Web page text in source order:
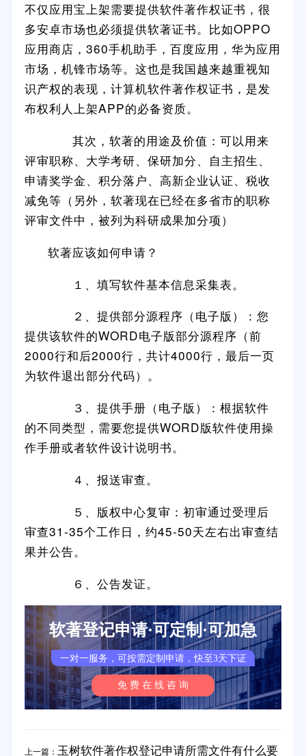
不仅应用宝上架需要提供软件著作权证书，很
多安卓市场也必须提供软著证书。比如OPPO
应用商店，360手机助手，百度应用，华为应用
市场，机锋市场等。这也是我国越来越重视知
识产权的表现，计算机软件著作权证书，是发
布权利人上架APP的必备资质。
其次，软著的用途及价值：可以用来
评审职称、大学考研、保研加分、自主招生、
申请奖学金、积分落户、高新企业认证、税收
减免等（另外，软著现在已经在多省市的职称
评审文件中，被列为科研成果加分项）
软著应该如何申请？
１、填写软件基本信息采集表。
２、提供部分源程序（电子版）：您
提供该软件的WORD电子版部分源程序（前
2000行和后2000行，共计4000行，最后一页
为软件退出部分代码）。
３、提供手册（电子版）：根据软件
的不同类型，需要您提供WORD版软件使用操
作手册或者软件设计说明书。
４、报送审查。
５、版权中心复审：初审通过受理后
审查31-35个工作日，约45-50天左右出审查结
果并公告。
６、公告发证。
软著登记申请·可定制·可加急
一对一服务，可按需定制申请，快至3天下证
免 费 在 线 咨 询
上一篇： 玉树软件著作权登记申请所需文件有什么要